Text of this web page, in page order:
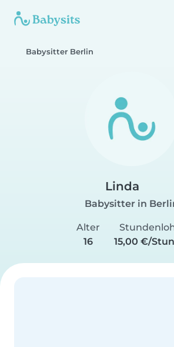
Babysitter Berlin
Linda
Babysitter in
Alter
16
15,00 €/